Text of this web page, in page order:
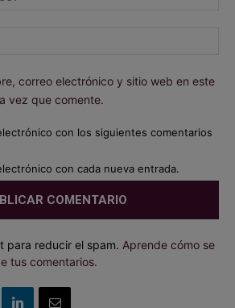
correo electrónico y sitio web en este
vez que comente.
con los siguientes comentarios
con cada nueva entrada.
para reducir el spam. Aprende cómo se
tus comentarios.